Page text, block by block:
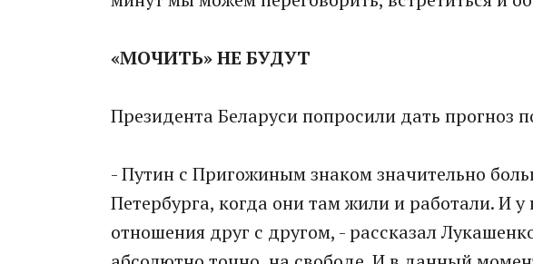
«МОЧИТЬ» НЕ БУДУТ
Президента Беларуси попросили дать прогноз
- Путин с Пригожиным знаком значительно
Петербурга, когда они там жили и работали. И
отношения друг с другом, - рассказал